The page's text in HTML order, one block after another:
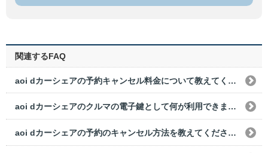
関連するFAQ
aoi dカーシェアの予約キャンセル料金について教えてください。
aoi dカーシェアのクルマの電子鍵として何が利用できますか？
aoi dカーシェアの予約のキャンセル方法を教えてください。